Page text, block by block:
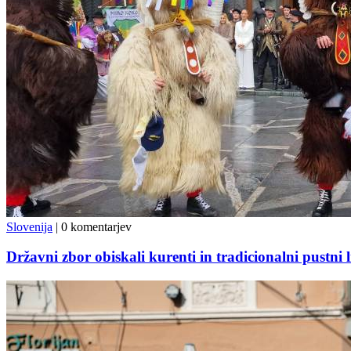
Slovenija | 0 komentarjev
Državni zbor obiskali kurenti in tradicionalni pustni